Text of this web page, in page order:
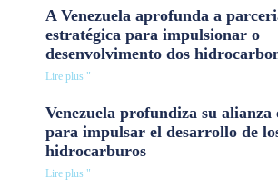
A Venezuela aprofunda a
estratégica para impulsionar o
desenvolvimento dos
Lire plus "
Venezuela profundiza su alianza
para impulsar el desarrollo de
hidrocarburos
Lire plus "